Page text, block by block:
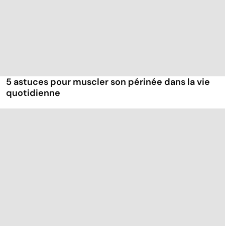
5 astuces pour muscler son périnée dans la vie
quotidienne